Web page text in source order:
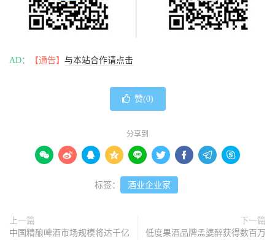
AD： 【通告】 与本站合作请点击
赞(0)
分享到
        
标签： 酒业企业家
上一篇
中国精酿啤酒市场规模将达千亿
下一篇
低度果酒品牌孟婆醉获得数百万